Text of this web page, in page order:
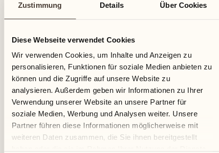
Zustimmung Details Über Cookies
Diese Webseite verwendet Cookies
Wir verwenden Cookies, um Inhalte und Anzeigen zu
personalisieren, Funktionen für soziale Medien anbieten zu
können und die Zugriffe auf unsere Website zu
analysieren. Außerdem geben wir Informationen zu Ihrer
Verwendung unserer Website an unsere Partner für
soziale Medien, Werbung und Analysen weiter. Unsere
Partner führen diese Informationen möglicherweise mit
weiteren Daten zusammen, die Sie ihnen bereitgestellt
1540 baute Francesco Orelli aus Locarno auf dem
Grundstück, welches damals Saleggi genannt wurde,
ein Haus. Das damals befestigte "Castello" lag
zwischen den Mündungsarmen der Maggia und bot
Orelli und den Anhängern der neuen protestantischen
Lehre einen idealen Unterschlupf. Auch nach dem